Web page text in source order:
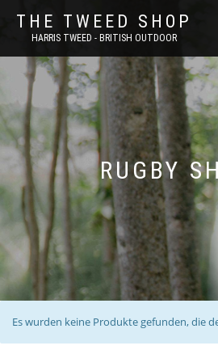
THE TWEED SHOP
HARRIS TWEED - BRITISH OUTDOOR
RUGBY
Es wurden keine Produkte gefunden, die